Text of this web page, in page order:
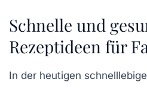
Schnelle und
Rezeptideen für
In der heutigen